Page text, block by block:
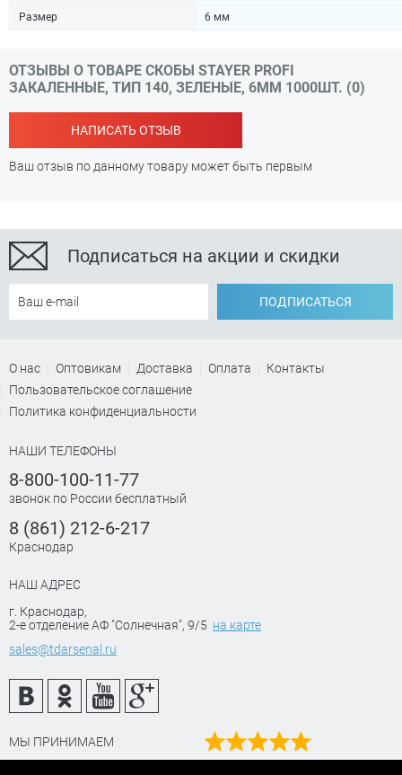
Размер 6 мм
ОТЗЫВЫ О ТОВАРЕ СКОБЫ STAYER PROFI
ЗАКАЛЕННЫЕ, ТИП 140, ЗЕЛЕНЫЕ, 6ММ 1000ШТ. (0)
НАПИСАТЬ ОТЗЫВ
Ваш отзыв по данному товару может быть первым
Подписаться на акции и скидки
ПОДПИСАТЬСЯ
О нас Оптовикам Доставка Оплата
Контакты
Пользовательское соглашение
Политика конфиденциальности
НАШИ ТЕЛЕФОНЫ
8-800-100-11-77
звонок по России бесплатный
8 (861) 212-6-217
Краснодар
НАШ АДРЕС
г. Краснодар,
2-е отделение АФ "Солнечная", 9/5 на карте
sales@tdarsenal.ru
МЫ ПРИНИМАЕМ